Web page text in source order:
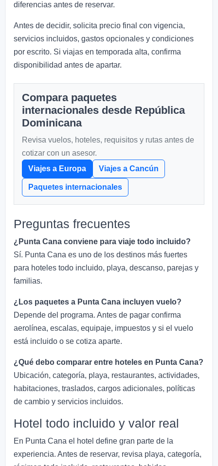
diferencias antes de reservar.
Antes de decidir, solicita precio final con vigencia,
servicios incluidos, gastos opcionales y condiciones
por escrito. Si viajas en temporada alta, confirma
disponibilidad antes de apartar.
Compara paquetes
internacionales desde República
Dominicana
Revisa vuelos, hoteles, requisitos y rutas antes de
cotizar con un asesor.
Viajes a Europa
Viajes a Cancún
Paquetes internacionales
Preguntas frecuentes
¿Punta Cana conviene para viaje todo incluido?
Sí. Punta Cana es uno de los destinos más fuertes
para hoteles todo incluido, playa, descanso, parejas y
familias.
¿Los paquetes a Punta Cana incluyen vuelo?
Depende del programa. Antes de pagar confirma
aerolínea, escalas, equipaje, impuestos y si el vuelo
está incluido o se cotiza aparte.
¿Qué debo comparar entre hoteles en Punta Cana?
Ubicación, categoría, playa, restaurantes, actividades,
habitaciones, traslados, cargos adicionales, políticas
de cambio y servicios incluidos.
Hotel todo incluido y valor real
En Punta Cana el hotel define gran parte de la
experiencia. Antes de reservar, revisa playa, categoría,